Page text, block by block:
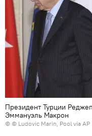
Президент Турции
Эммануэль Макрон
© © Ludovic Marin, Pool via AP